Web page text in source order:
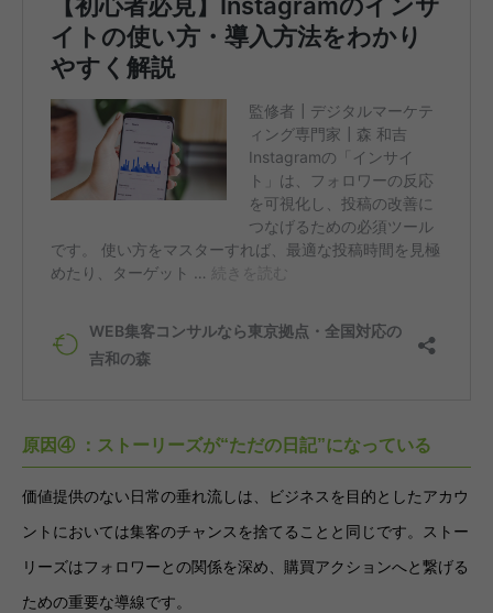
原因④ ：ストーリーズが“ただの日記”になっている
価値提供のない日常の垂れ流しは、ビジネスを目的としたアカウ
ントにおいては集客のチャンスを捨てることと同じです。ストー
リーズはフォロワーとの関係を深め、購買アクションへと繋げる
ための重要な導線です。